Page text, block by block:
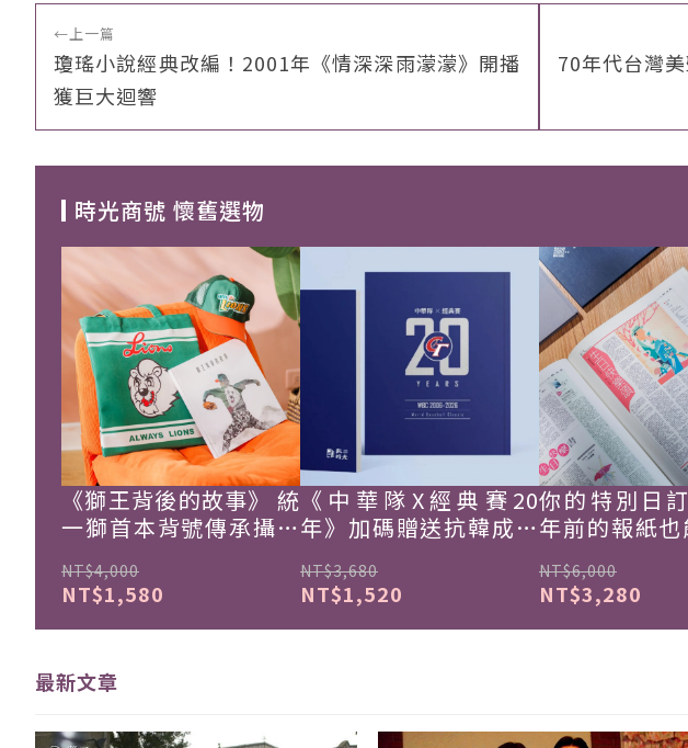
←上一篇
瓊瑤小說經典改編！2001年《情深深雨濛濛》開播
獲巨大迴響
70年代台灣
時光商號 懷舊選物
《獅王背後的故事》 統
一獅首本背號傳承攝影
NT$4,000
NT$1,580
《中華隊X經典賽20
年》加碼贈送抗韓成功
NT$3,680
NT$1,520
你的特別日
年前的報紙也
NT$6,000
NT$3,280
最新文章